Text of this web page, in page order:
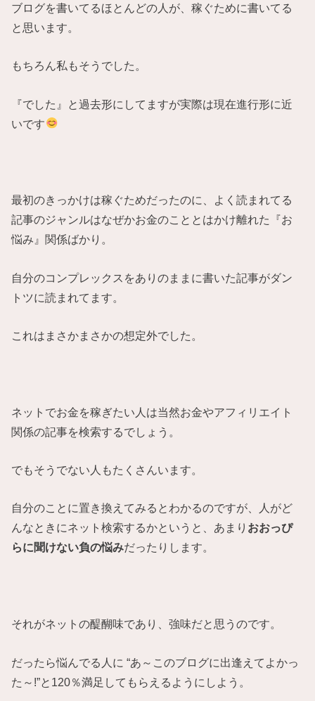
ブログを書いてるほとんどの人が、稼ぐために書いてる
と思います。
もちろん私もそうでした。
『でした』と過去形にしてますが実際は現在進行形に近
いです
最初のきっかけは稼ぐためだったのに、よく読まれてる
記事のジャンルはなぜかお金のこととはかけ離れた『お
悩み』関係ばかり。
自分のコンプレックスをありのままに書いた記事がダン
トツに読まれてます。
これはまさかまさかの想定外でした。
ネットでお金を稼ぎたい人は当然お金やアフィリエイト
関係の記事を検索するでしょう。
でもそうでない人もたくさんいます。
自分のことに置き換えてみるとわかるのですが、人がど
んなときにネット検索するかというと、あまり おおっぴ
らに聞けない負の悩みだったりします。
それがネットの醍醐味であり、強味だと思うのです。
だったら悩んでる人に “あ～このブログに出逢えてよかっ
た～!”と120％満足してもらえるようにしよう。